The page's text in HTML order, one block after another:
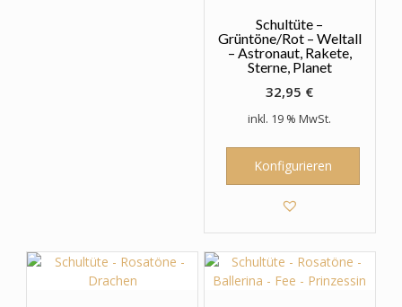
Schultüte –
Grüntöne/Rot – Weltall
– Astronaut, Rakete,
Sterne, Planet
32,95 €
inkl. 19 % MwSt.
Konfigurieren